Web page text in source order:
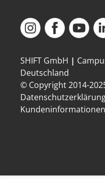
SHIFT GmbH |
Deutschland
© Copyright 2014-
Kundeninformationen